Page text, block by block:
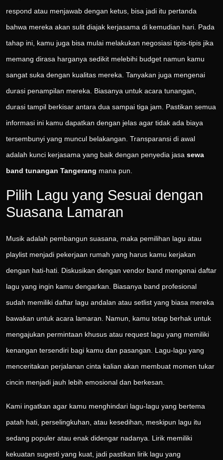
respond atau menjawab dengan ketus, bisa jadi itu pertanda
bahwa mereka akan sulit diajak kerjasama di kemudian hari. Pada
tahap ini, kamu juga bisa mulai melakukan negosiasi tipis-tipis jika
memang dirasa harganya sedikit melebihi budget namun kamu
sangat suka dengan kualitas mereka. Tanyakan juga mengenai
durasi penampilan mereka. Biasanya untuk acara tunangan,
durasi tampil berkisar antara dua sampai tiga jam. Pastikan semua
informasi ini kamu dapatkan dengan jelas agar tidak ada biaya
tersembunyi yang muncul belakangan. Transparansi di awal
adalah kunci kerjasama yang baik dengan penyedia jasa sewa
band tunangan Tangerang mana pun.
Pilih Lagu yang Sesuai dengan
Suasana Lamaran
Musik adalah pembangun suasana, maka pemilihan lagu atau
playlist menjadi pekerjaan rumah yang harus kamu kerjakan
dengan hati-hati. Diskusikan dengan vendor band mengenai daftar
lagu yang ingin kamu dengarkan. Biasanya band profesional
sudah memiliki daftar lagu andalan atau setlist yang biasa mereka
bawakan untuk acara lamaran. Namun, kamu tetap berhak untuk
mengajukan permintaan khusus atau request lagu yang memiliki
kenangan tersendiri bagi kamu dan pasangan. Lagu-lagu yang
menceritakan perjalanan cinta kalian akan membuat momen tukar
cincin menjadi jauh lebih emosional dan berkesan.
Kami ingatkan agar kamu menghindari lagu-lagu yang bertema
patah hati, perselingkuhan, atau kesedihan, meskipun lagu itu
sedang populer atau enak didengar nadanya. Lirik memiliki
kekuatan sugesti yang kuat, jadi pastikan lirik lagu yang